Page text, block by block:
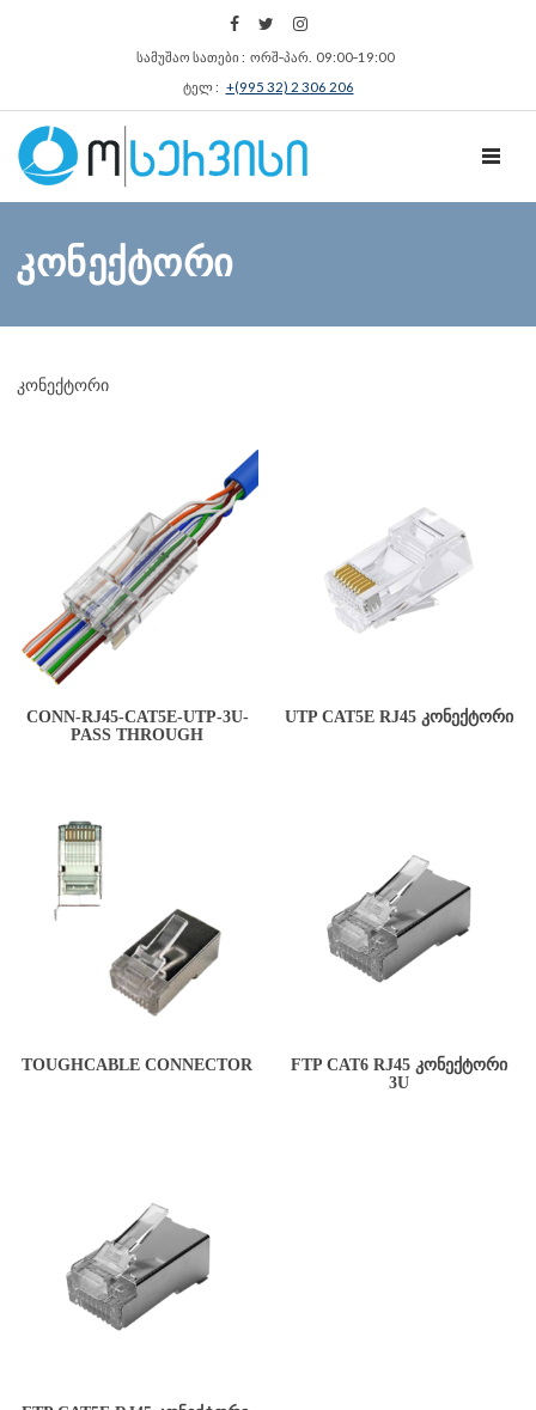
სამუშაო სათები : ორშ‑პარ. 09:00‑19:00
ტელ : +(995 32) 2 306 206
კონექტორი
კონექტორი
CONN-RJ45-CAT5E-UTP-3U-
PASS THROUGH
UTP CAT5E RJ45 ᲙᲝᲜᲔᲥᲢᲝᲠᲘ
TOUGHCABLE CONNECTOR
FTP CAT6 RJ45 ᲙᲝᲜᲔᲥᲢᲝᲠᲘ
3U